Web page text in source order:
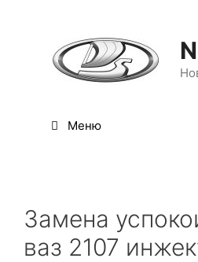
содержимому
Меню
Замена
ваз 2107